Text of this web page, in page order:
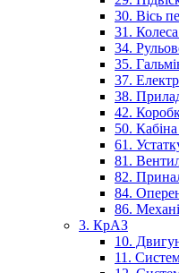
30. Вісь
31.
34.
35.
37.
38.
42.
50.
61.
81.
82.
84.
86.
3. КрАЗ
10.
11.